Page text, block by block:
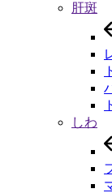
肝斑
しわ